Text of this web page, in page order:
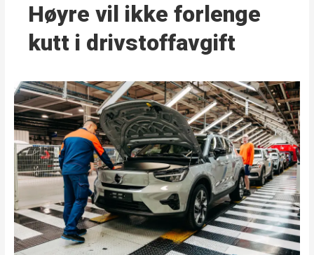
Høyre vil ikke forlenge
kutt i drivstoffavgift